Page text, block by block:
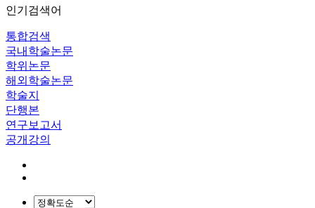
인기검색어
통합검색
국내학술논문
학위논문
해외학술논문
학술지
단행본
연구보고서
공개강의